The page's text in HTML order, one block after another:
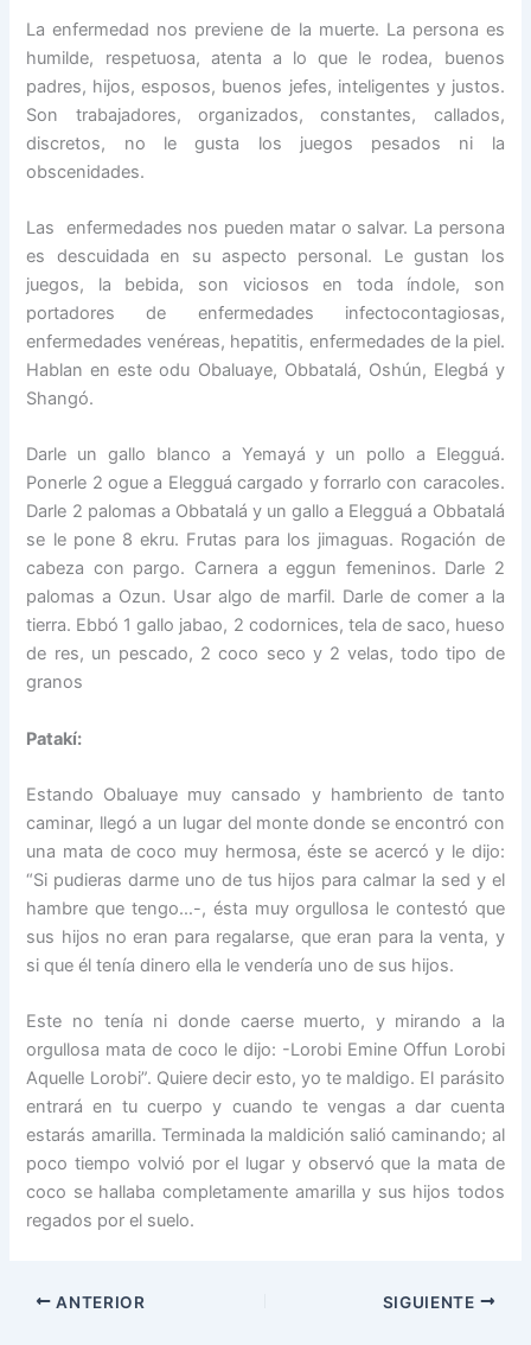
La enfermedad nos previene de la muerte. La persona es
humilde, respetuosa, atenta a lo que le rodea, buenos
padres, hijos, esposos, buenos jefes, inteligentes y justos.
Son trabajadores, organizados, constantes, callados,
discretos, no le gusta los juegos pesados ni la
obscenidades.
Las enfermedades nos pueden matar o salvar. La persona
es descuidada en su aspecto personal. Le gustan los
juegos, la bebida, son viciosos en toda índole, son
portadores de enfermedades infectocontagiosas,
enfermedades venéreas, hepatitis, enfermedades de la piel.
Hablan en este odu Obaluaye, Obbatalá, Oshún, Elegbá y
Shangó.
Darle un gallo blanco a Yemayá y un pollo a Elegguá.
Ponerle 2 ogue a Elegguá cargado y forrarlo con caracoles.
Darle 2 palomas a Obbatalá y un gallo a Elegguá a Obbatalá
se le pone 8 ekru. Frutas para los jimaguas. Rogación de
cabeza con pargo. Carnera a eggun femeninos. Darle 2
palomas a Ozun. Usar algo de marfil. Darle de comer a la
tierra. Ebbó 1 gallo jabao, 2 codornices, tela de saco, hueso
de res, un pescado, 2 coco seco y 2 velas, todo tipo de
granos
Patakí:
Estando Obaluaye muy cansado y hambriento de tanto
caminar, llegó a un lugar del monte donde se encontró con
una mata de coco muy hermosa, éste se acercó y le dijo:
“Si pudieras darme uno de tus hijos para calmar la sed y el
hambre que tengo…-, ésta muy orgullosa le contestó que
sus hijos no eran para regalarse, que eran para la venta, y
si que él tenía dinero ella le vendería uno de sus hijos.
Este no tenía ni donde caerse muerto, y mirando a la
orgullosa mata de coco le dijo: -Lorobi Emine Offun Lorobi
Aquelle Lorobi”. Quiere decir esto, yo te maldigo. El parásito
entrará en tu cuerpo y cuando te vengas a dar cuenta
estarás amarilla. Terminada la maldición salió caminando; al
poco tiempo volvió por el lugar y observó que la mata de
coco se hallaba completamente amarilla y sus hijos todos
regados por el suelo.
ANTERIOR SIGUIENTE